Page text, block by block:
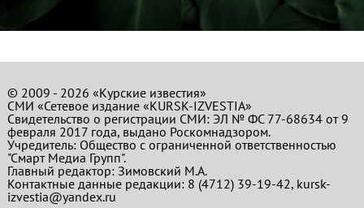
© 2009 - 2026 «Курские известия»
СМИ «Сетевое издание «KURSK-IZVESTIA»
Свидетельство о регистрации СМИ: ЭЛ № ФС 77-68634 от 9
февраля 2017 года, выдано Роскомнадзором.
Учредитель: Общество с ограниченной ответственностью
"Смарт Медиа Групп".
Главный редактор:Зимовский М.А.
Контактные данные редакции: 8 (4712) 39-19-42, kursk-
izvestia@yandex.ru